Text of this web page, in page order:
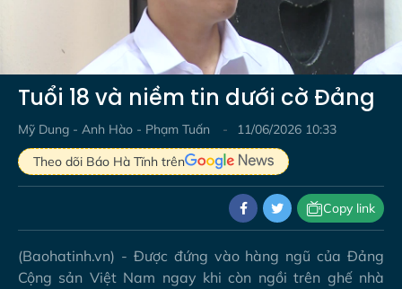
Video
Tuổi 18 và niềm tin dưới cờ Đảng
Mỹ Dung - Anh Hào - Phạm Tuấn
11/06/2026 10:33
Theo dõi Báo Hà Tĩnh trên
Copy link
(Baohatinh.vn) - Được đứng vào hàng ngũ của Đảng
Cộng sản Việt Nam ngay khi còn ngồi trên ghế nhà